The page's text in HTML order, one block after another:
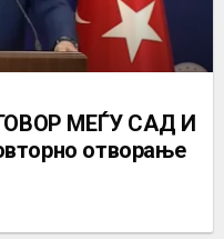
МЕЃУ САД И
отворање